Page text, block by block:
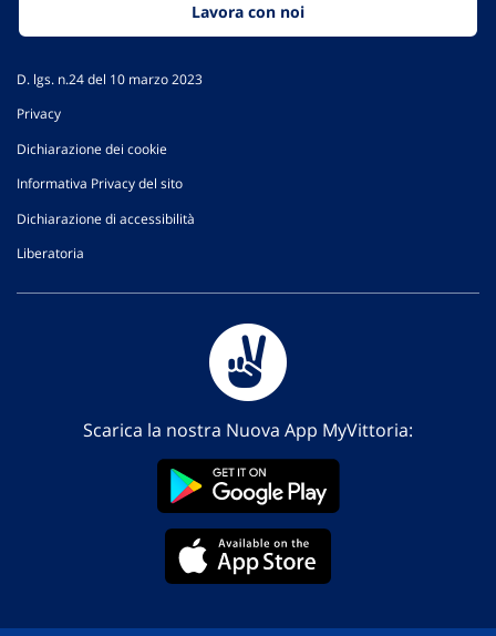
Lavora con noi
D. lgs. n.24 del 10 marzo 2023
Privacy
Dichiarazione dei cookie
Informativa Privacy del sito
Dichiarazione di accessibilità
Liberatoria
Scarica la nostra Nuova App MyVittoria: